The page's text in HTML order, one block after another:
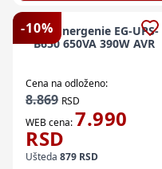
-10%
UPS Energenie EG-UPS-
B650 650VA 390W AVR
Cena na odloženo:
8.869 RSD
WEB cena:7.990
RSD
Ušteda 879 RSD